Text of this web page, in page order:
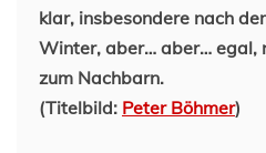
klar, insbesondere nach
Winter, aber… aber… egal,
zum Nachbarn.
(Titelbild: Peter Böhmer)